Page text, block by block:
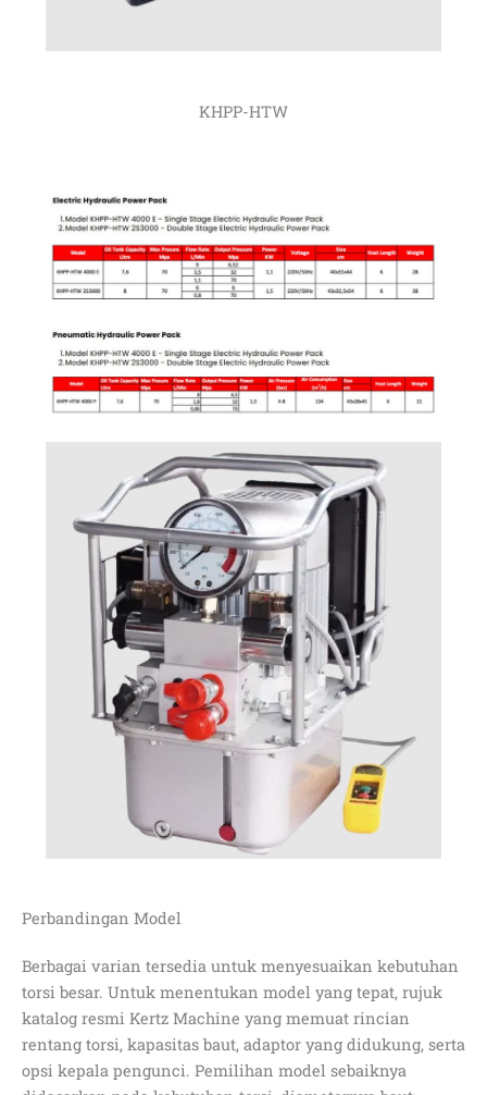
KHPP-HTW
Perbandingan Model
Berbagai varian tersedia untuk menyesuaikan kebutuhan
torsi besar. Untuk menentukan model yang tepat, rujuk
katalog resmi Kertz Machine yang memuat rincian
rentang torsi, kapasitas baut, adaptor yang didukung, serta
opsi kepala pengunci. Pemilihan model sebaiknya